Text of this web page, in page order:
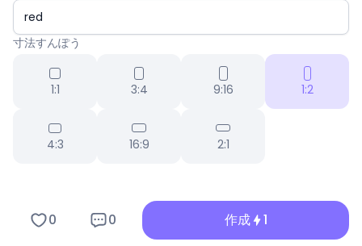
寸法すんぽう
1:1 3:4 9:16 1:2
4:3 16:9 2:1
0 0 作成 1